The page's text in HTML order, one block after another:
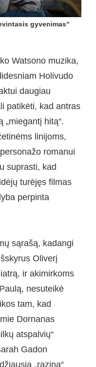
gyvenimas“
Watsono muzika,
Holivudo
daugiau
patikėti, kad antras
„miegantį hitą“.
linijoms,
romanui
suprasti, kad
turėjęs filmas
perpinta
sąrašą, kadangi
Oliverį
ir akimirkoms
nesuteikė
tam, kad
Dornanas
atspalvių“
Gadon
„razina“